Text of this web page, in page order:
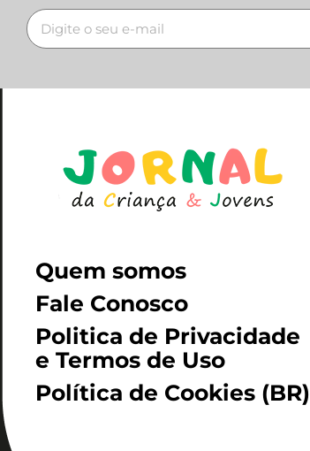
Quem somos
Fale Conosco
Politica de Privacidade
e Termos de Uso
Política de Cookies (BR)